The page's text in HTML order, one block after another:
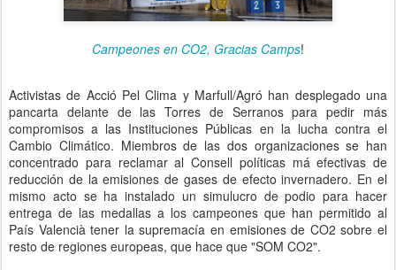
Campeones en CO2, Gracias Camps!
Activistas de Acció Pel Clima y Marfull/Agró han desplegado una
pancarta delante de las Torres de Serranos para pedir más
compromisos a las Instituciones Públicas en la lucha contra el
Cambio Climático. Miembros de las dos organizaciones se han
concentrado para reclamar al Consell políticas má efectivas de
reducción de la emisiones de gases de efecto invernadero. En el
mismo acto se ha instalado un simulucro de podio para hacer
entrega de las medallas a los campeones que han permitido al
País Valencià tener la supremacía en emisiones de CO2 sobre el
resto de regiones europeas, que hace que "SOM CO2".